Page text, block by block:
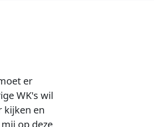
er
WK's wil
kijken en
op deze